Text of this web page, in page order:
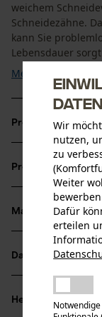
weichem
Schneidezähne.
kann Sie
Lebensdauer
Mehr anzeigen
Produktvorteile
Schnell: Der
maximale
Weniger
selbst weiter
Aktivitätstyp
Material & Pflege
Hauptmaterial
Datenblätter
Wir
nutzen,
zu
Weiter
Dafür
erteilen
Es ist